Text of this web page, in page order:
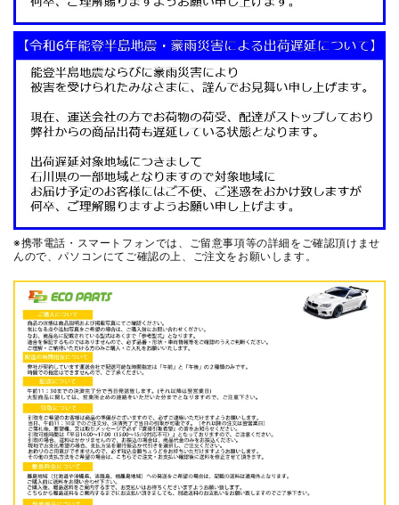
※携帯電話・スマートフォンでは、ご留意事項等の詳細をご確認頂けませ
んので、パソコンにてご確認の上、ご注文をお願いします。